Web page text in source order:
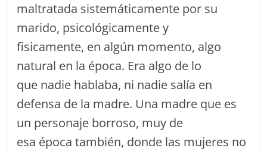
maltratada sistemáticamente por su
marido, psicológicamente y
fisicamente, en algún momento, algo
natural en la época. Era algo de lo
que nadie hablaba, ni nadie salía en
defensa de la madre. Una madre que es
un personaje borroso, muy de
esa época también, donde las mujeres no